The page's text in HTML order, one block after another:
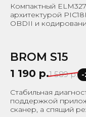
Компактный
архитектурой
OBDII и
-25%
BROM S15
1 190 р.1 589 р. -
Стабильная
поддержкой
сканер, а спящий